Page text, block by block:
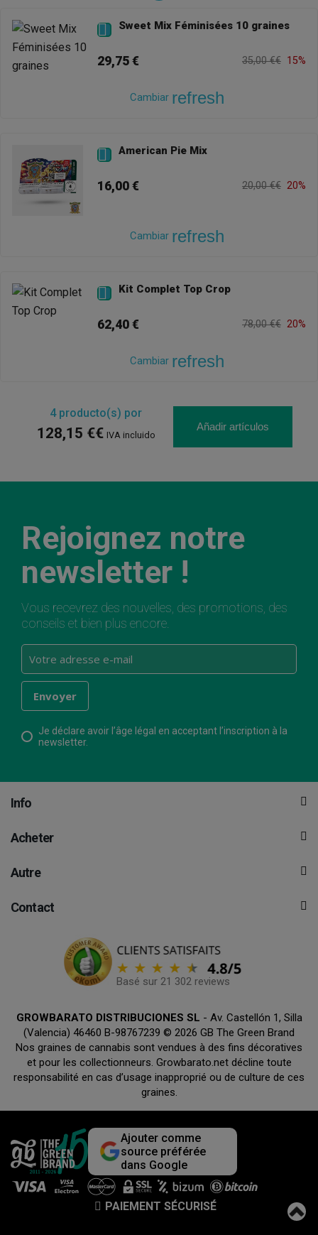
 Sweet Mix Féminisées 10 graines
29,75 € 35,00 €€ 15%
Cambiar refresh
 American Pie Mix
16,00 € 20,00 €€ 20%
Cambiar refresh
 Kit Complet Top Crop
62,40 € 78,00 €€ 20%
Cambiar refresh
4producto(s) por
128,15 €€ IVA incluido
Añadir artículos
Rejoignez notre
newsletter !
Vous recevrez des nouvelles, des promotions, des
conseils et bien plus encore.
Je déclare avoir l’âge légal en acceptant l’inscription à la
newsletter.
Info
Acheter
Autre
Contact
Basé sur 21 302 reviews
GROWBARATO DISTRIBUCIONES SL - Av. Castellón 1, Silla
(Valencia) 46460 B-98767239 © 2026 GB The Green Brand
Nos graines de cannabis sont vendues à des fins décoratives
et pour les collectionneurs. Growbarato.net décline toute
responsabilité en cas d’usage inapproprié ou de culture de ces
graines.
Ajouter comme
source préférée
dans Google
PAIEMENT SÉCURISÉ